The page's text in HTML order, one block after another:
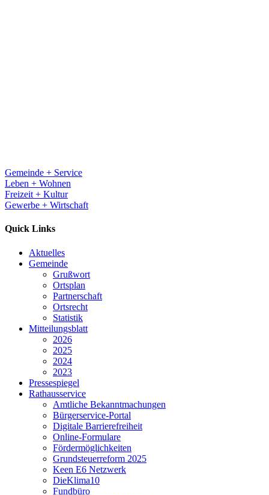
Gemeinde + Service
Leben + Wohnen
Freizeit + Kultur
Gewerbe + Wirtschaft
Quick Links
Aktuelles
Gemeinde
Grußwort
Ortsplan
Partnerschaft
Ortsrecht
Statistik
Mitteilungsblatt
2026
2025
2024
2023
Pressespiegel
Rathausservice
Amtliche Bekanntmachungen
Bürgerservice-Portal
Digitale Barrierefreiheit
Online-Formulare
Fördermöglichkeiten
Grundsteuerreform 2025
Keen E6 Netzwerk
DieKlima10
Fundbüro